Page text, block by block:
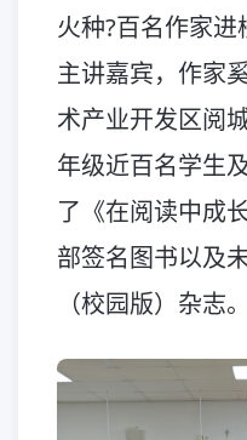
火种?百名作家进
主讲嘉宾，作家
术产业开发区阅
年级近百名学生
了《在阅读中成
部签名图书以及
（校园版）杂志。